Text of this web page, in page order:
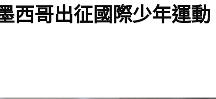
西哥出征國際少年運動